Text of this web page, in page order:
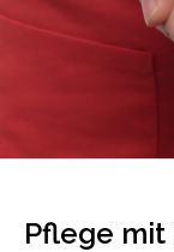
Pflege mit